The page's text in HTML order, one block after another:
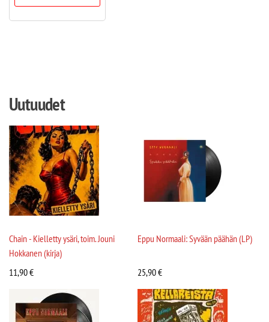
Uutuudet
Chain - Kielletty ysäri, toim. Jouni
Hokkanen (kirja)
11,90€
Eppu Normaali: Syvään päähän (LP)
25,90€